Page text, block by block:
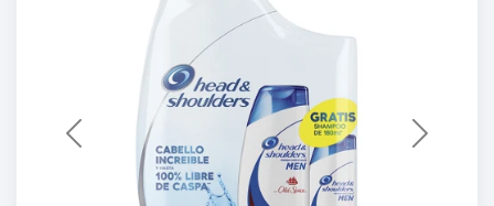
Previous Next